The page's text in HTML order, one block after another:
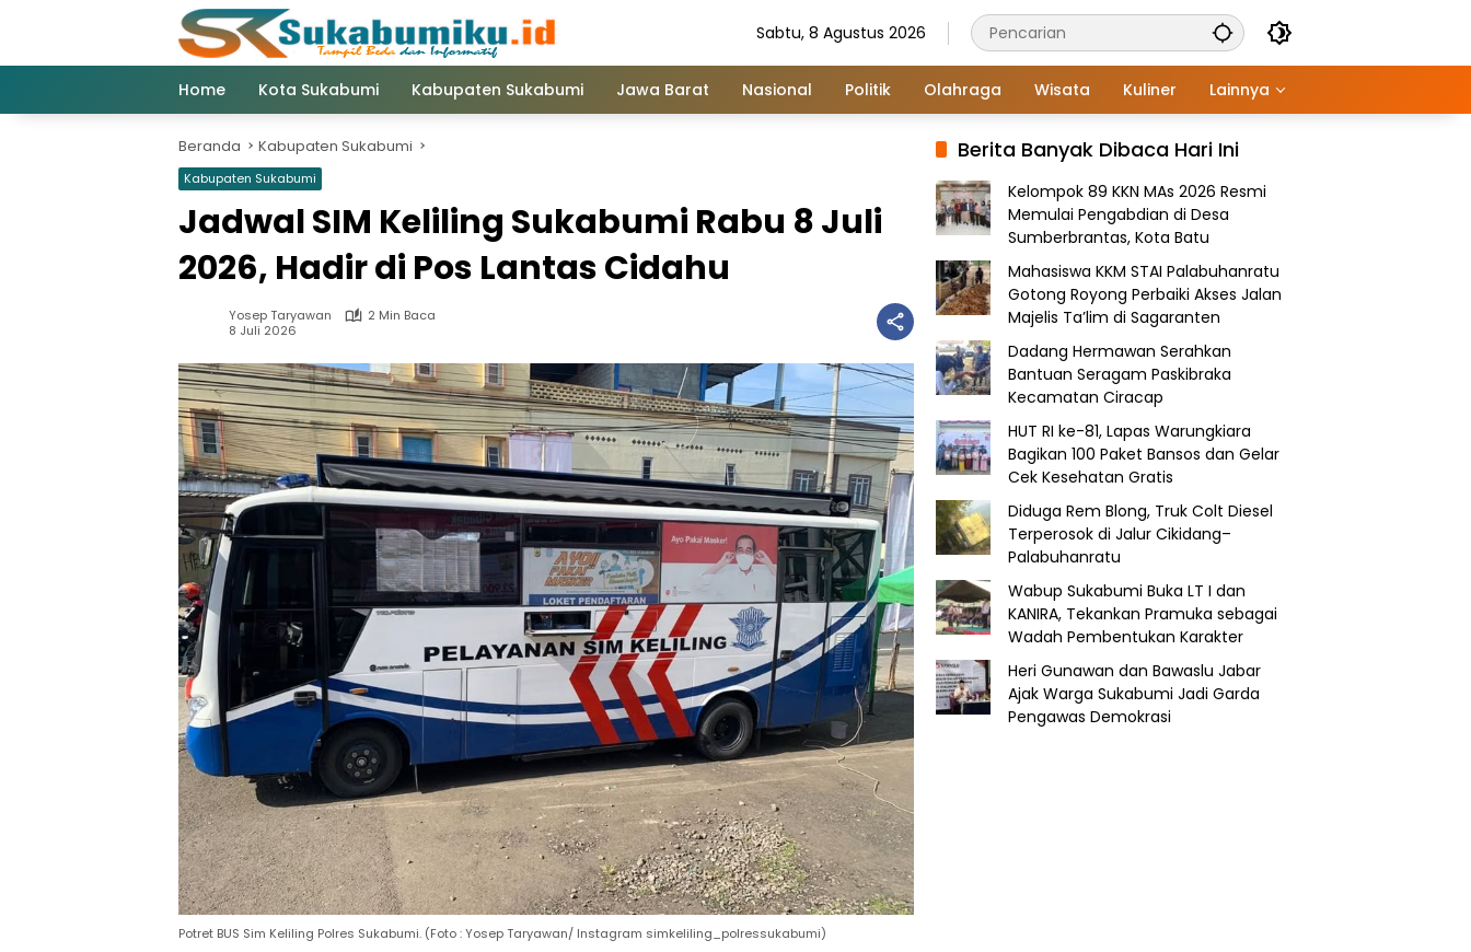
Sabtu, 8 Agustus 2026
Home Kota Sukabumi Kabupaten Sukabumi Jawa Barat Nasional Politik Olahraga Wisata Kuliner Lainnya
Beranda Kabupaten Sukabumi
Kabupaten Sukabumi
Jadwal SIM Keliling Sukabumi Rabu 8 Juli
2026, Hadir di Pos Lantas Cidahu
Yosep Taryawan
2 Min Baca
8 Juli 2026
Potret BUS Sim Keliling Polres Sukabumi. (Foto : Yosep Taryawan/ Instagram simkeliling_polressukabumi)
Berita Banyak Dibaca Hari Ini
Kelompok 89 KKN MAs 2026 Resmi
Memulai Pengabdian di Desa
Sumberbrantas, Kota Batu
Mahasiswa KKM STAI Palabuhanratu
Gotong Royong Perbaiki Akses Jalan
Majelis Ta’lim di Sagaranten
Dadang Hermawan Serahkan
Bantuan Seragam Paskibraka
Kecamatan Ciracap
HUT RI ke-81, Lapas Warungkiara
Bagikan 100 Paket Bansos dan Gelar
Cek Kesehatan Gratis
Diduga Rem Blong, Truk Colt Diesel
Terperosok di Jalur Cikidang–
Palabuhanratu
Wabup Sukabumi Buka LT I dan
KANIRA, Tekankan Pramuka sebagai
Wadah Pembentukan Karakter
Heri Gunawan dan Bawaslu Jabar
Ajak Warga Sukabumi Jadi Garda
Pengawas Demokrasi